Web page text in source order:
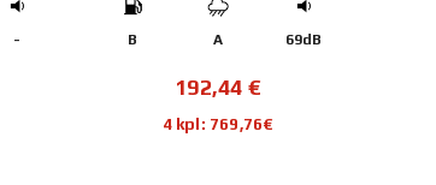
- B A 69dB
192,44 €
4 kpl: 769,76€